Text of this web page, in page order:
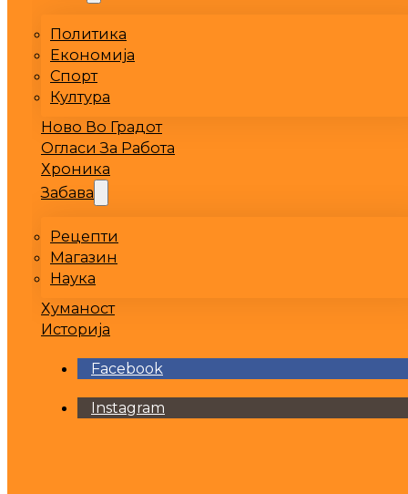
Политика
Економија
Спорт
Култура
Ново Во Градот
Огласи За Работа
Хроника
Забава
Рецепти
Магазин
Наука
Хуманост
Историја
Facebook
Instagram